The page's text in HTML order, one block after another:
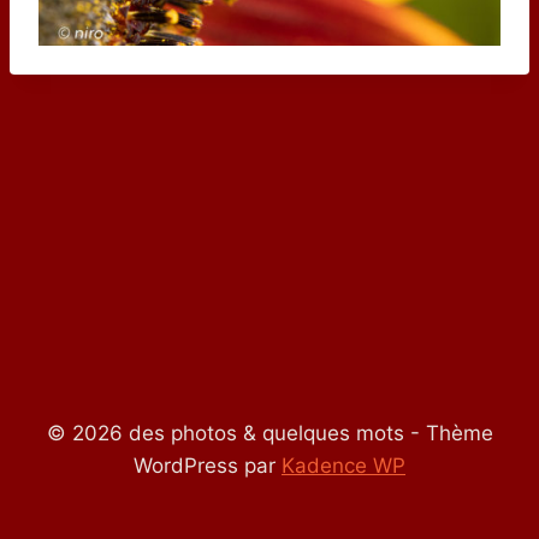
© 2026 des photos & quelques mots - Thème
WordPress par Kadence WP